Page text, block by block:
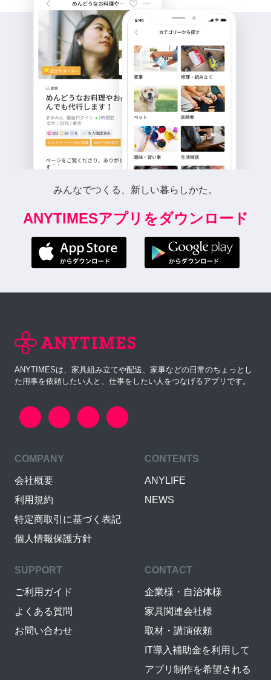
こんにちは。愛知県のどち
らでネイルしていただける
のですか？
9年前
みんなでつくる、新しい暮らしかた。
ANYTIMESアプリをダウンロード
ANYTIMESは、家具組み立てや配送、家事などの日常のちょっとし
た用事を依頼したい人と、仕事をしたい人をつなげるアプリです。
COMPANY
会社概要
利用規約
特定商取引に基づく表記
個人情報保護方針
CONTENTS
ANYLIFE
NEWS
SUPPORT
ご利用ガイド
よくある質問
お問い合わせ
CONTACT
企業様・自治体様
家具関連会社様
取材・講演依頼
IT導入補助金を利用して
アプリ制作を希望される